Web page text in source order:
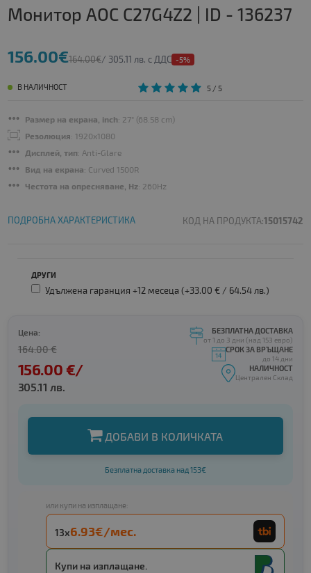
Монитор AOC C27G4Z2 | ID - 136237
156.00€164.00€/ 305.11 лв. с ДДС -5%
В НАЛИЧНОСТ 5/ 5
Размер на екрана, inch: 27" (68.58 cm)
Резолюция: 1920x1080
Дисплей, тип: Anti-Glare
Вид на екрана: Curved 1500R
Честота на опресняване, Hz: 260Hz
ПОДРОБНА ХАРАКТЕРИСТИКА КОД НА ПРОДУКТА:15015742
ДРУГИ
Удължена гаранция +12 месеца (+33.00 € / 64.54 лв.)
Цена:
164.00 €
156.00 €/
305.11 лв.
БЕЗПЛАТНА ДОСТАВКА
от 1 до 3 дни (над 153 евро)
СРОК ЗА ВРЪЩАНЕ
до 14 дни
НАЛИЧНОСТ
Централен Склад
ДОБАВИ В КОЛИЧКАТА
Безплатна доставка над 153€
или купи на изплащане:
13x6.93€/мес.
Купи на изплащане.